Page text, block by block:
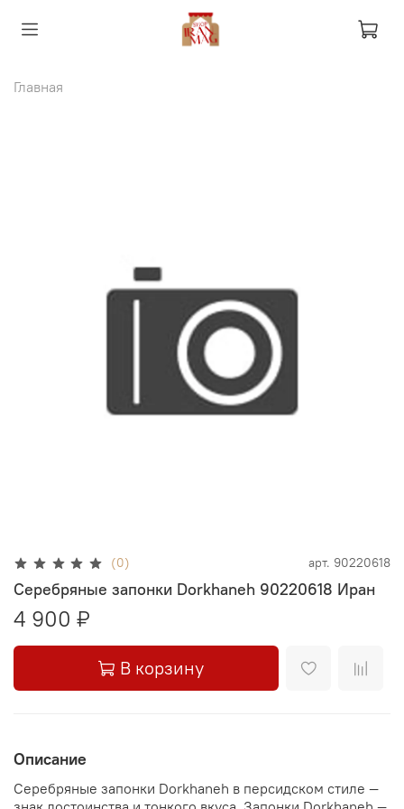
Главная
(0) арт. 90220618
Серебряные запонки Dorkhaneh 90220618 Иран
4 900 ₽
В корзину
Описание
Серебряные запонки Dorkhaneh в персидском стиле —